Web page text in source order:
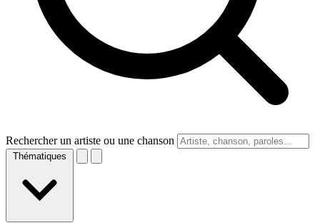
Rechercher un artiste ou une chanson
Thématiques